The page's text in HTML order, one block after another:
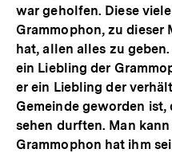
war geholfen. Diese
Grammophon, zu dieser
hat, allen alles zu
ein Liebling der
er ein Liebling der
Gemeinde geworden
sehen durften. Man
Grammophon hat ihm